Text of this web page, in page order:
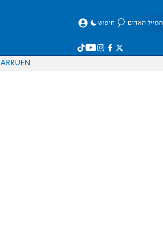
המייל האדום חיפוש
EN
RU
AR